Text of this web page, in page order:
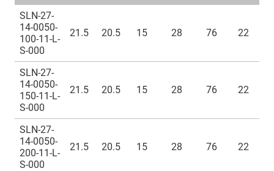
SLN-27-
14-0050-
100-11-L-
S-000
21.5 20.5 15 28 76 22
SLN-27-
14-0050-
150-11-L-
S-000
21.5 20.5 15 28 76 22
SLN-27-
14-0050-
200-11-L-
S-000
21.5 20.5 15 28 76 22